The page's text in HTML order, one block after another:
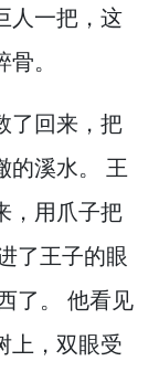
一把， 这
。
回来， 把
溪水。
王
用爪子把
了王子的眼
。
他看见
， 双眼受